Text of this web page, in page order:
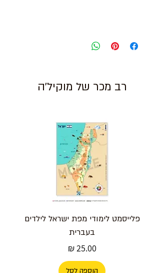
רב מכר של מוקיל'ה
פלייסמט לימודי מפת ישראל לילדים
בעברית
מחיר
הוספה לסל